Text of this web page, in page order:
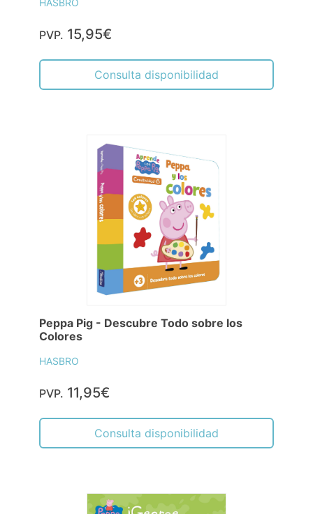
PVP. 15,95€
Consulta disponibilidad
Peppa Pig - Descubre Todo sobre los
Colores
HASBRO
PVP. 11,95€
Consulta disponibilidad